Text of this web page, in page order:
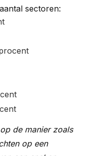
sectoren:
de manier zoals
op een